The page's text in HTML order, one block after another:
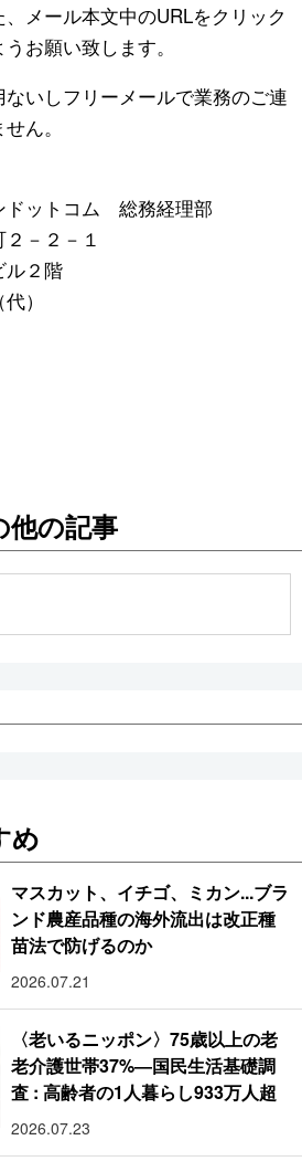
メール本文中のURLをクリック
お願い致します。
いしフリーメールで業務のご連
ん。
ドットコム 総務経理部
－２－１
ル２階
）
他の記事
め
マスカット、イチゴ、ミカン...ブラ
ンド農産品種の海外流出は改正種
苗法で防げるのか
2026.07.21
〈老いるニッポン〉75歳以上の老
老介護世帯37%―国民生活基礎調
査 : 高齢者の1人暮らし933万人超
2026.07.23